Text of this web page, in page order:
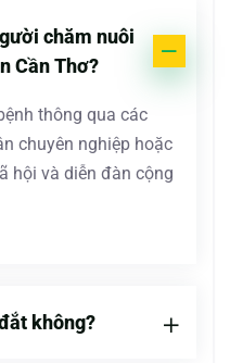
chăm nuôi
Cần Thơ?
thông qua các
chuyên nghiệp hoặc
hội và diễn đàn cộng
không?